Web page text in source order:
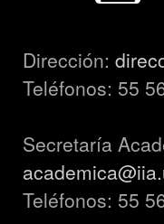
Dirección:
Teléfonos: 55
Secretaría
Teléfonos: 55